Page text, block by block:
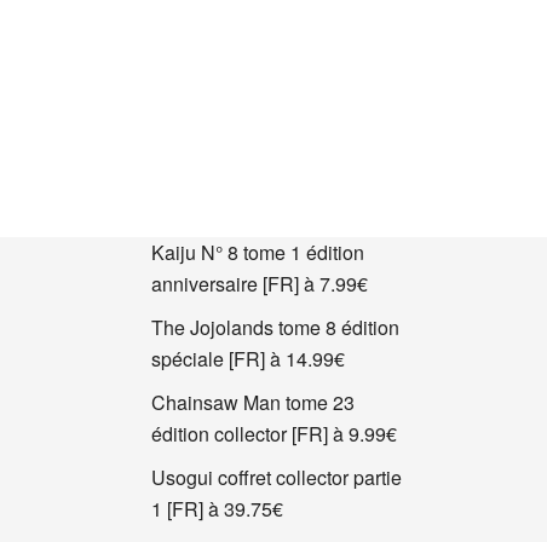
Kaiju N° 8 tome 1 édition
anniversaire [FR] à 7.99€
The Jojolands tome 8 édition
spéciale [FR] à 14.99€
Chainsaw Man tome 23
édition collector [FR] à 9.99€
Usogui coffret collector partie
1 [FR] à 39.75€